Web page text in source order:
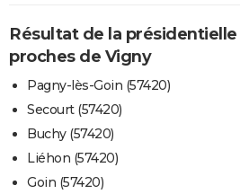
Résultat de la présidentielle
proches de Vigny
Pagny-lès-Goin (57420)
Secourt (57420)
Buchy (57420)
Liéhon (57420)
Goin (57420)